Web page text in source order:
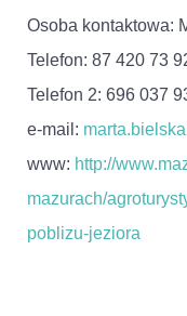
Osoba kontaktowa:
Telefon: 87 420 73
Telefon 2: 696 037
e-mail:
www: http://
mazurach/
poblizu-jeziora